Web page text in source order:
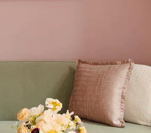
les activités du
groupe Barrière
Spas & Bien-Être, Spectacles,
Evénements & Séminaires.